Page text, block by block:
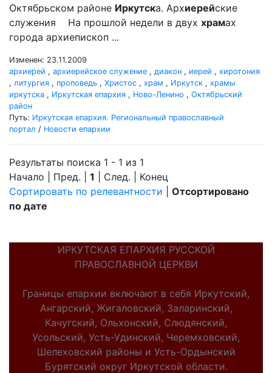
Октябрьском районе Иркутска. Архиерейские
служения На прошлой недели в двух храмах
города архиепископ ...
Изменен: 23.11.2009
архиерей , архиерейское служение , диакон , иерей , хиротония
, литургия , проповедь , Христос , храм , Иркутск , храмы
иркутска , Иркутская епархия , Ново-Ленино , Октябрьский
район
Путь: Иркутская епархия. Региональный православный
портал / Новости епархии
Результаты поиска 1 - 1 из 1
Начало | Пред. | 1 | След. | Конец
Сортировать по релевантности
Отсортировано
по дате
ИРКУТСКАЯ ЕПАРХИЯ РУССКОЙ
ПРАВОСЛАВНОЙ ЦЕРКВИ
Границы епархии включают в себя Иркутский,
Ангарский, Жигаловский, Заларинский,
Качугский, Ольхонский, Слюдянский,
Усольский, Усть-Удинский, Черемховский,
Шелеховский районы и Усть-Ордынский
Бурятский округ Иркутской области.